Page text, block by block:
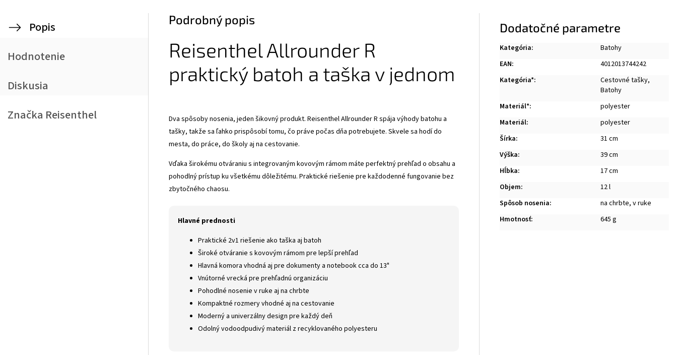
Popis
Hodnotenie
Diskusia
Značka Reisenthel
Podrobný popis
Reisenthel Allrounder R
praktický batoh a taška v jednom
Dva spôsoby nosenia, jeden šikovný produkt. Reisenthel Allrounder R spája výhody batohu a
tašky, takže sa ľahko prispôsobí tomu, čo práve počas dňa potrebujete. Skvele sa hodí do
mesta, do práce, do školy aj na cestovanie.
Vďaka širokému otváraniu s integrovaným kovovým rámom máte perfektný prehľad o obsahu a
pohodlný prístup ku všetkému dôležitému. Praktické riešenie pre každodenné fungovanie bez
zbytočného chaosu.
Hlavné prednosti
Praktické 2v1 riešenie ako taška aj batoh
Široké otváranie s kovovým rámom pre lepší prehľad
Hlavná komora vhodná aj pre dokumenty a notebook cca do 13"
Vnútorné vrecká pre prehľadnú organizáciu
Pohodlné nosenie v ruke aj na chrbte
Kompaktné rozmery vhodné aj na cestovanie
Moderný a univerzálny design pre každý deň
Odolný vodoodpudivý materiál z recyklovaného polyesteru
Dodatočné parametre
Kategória:
Batohy
EAN:
4012013744242
Kategória*: Cestovné tašky,
Batohy
Materiál*:
polyester
Materiál:
polyester
Šírka:
31 cm
Výška:
39 cm
Hĺbka:
17 cm
Objem:
12 l
Spôsob nosenia:
na chrbte, v ruke
Hmotnosť: 645 g